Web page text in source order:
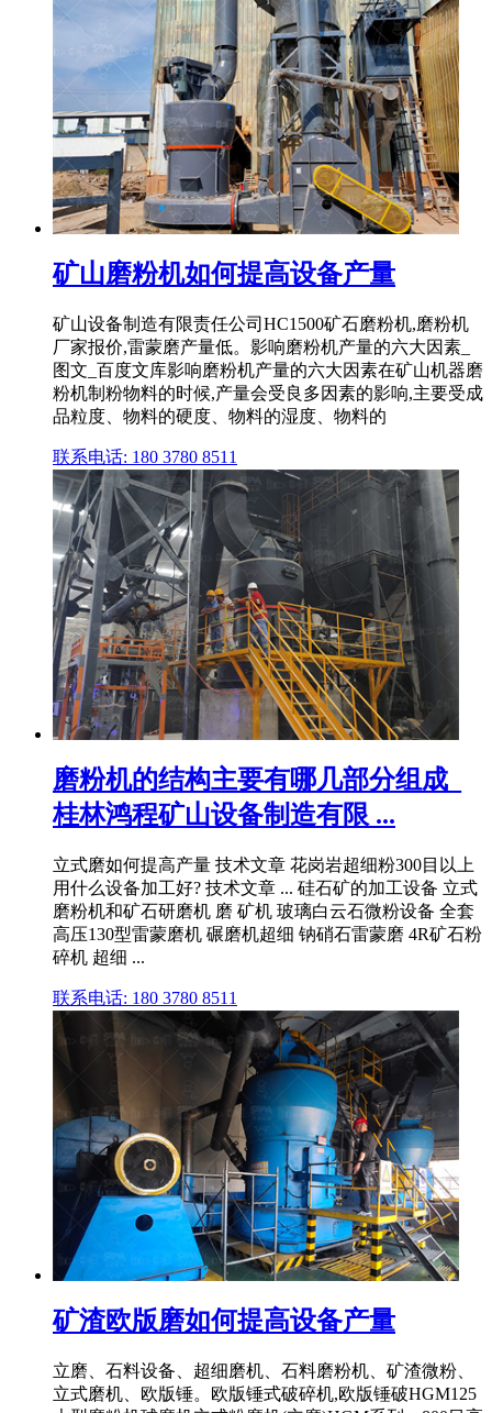
矿山磨粉机如何提高设备产量
矿山设备制造有限责任公司HC1500矿石磨粉机,磨粉机
厂家报价,雷蒙磨产量低。影响磨粉机产量的六大因素_
图文_百度文库影响磨粉机产量的六大因素在矿山机器磨
粉机制粉物料的时候,产量会受良多因素的影响,主要受成
品粒度、物料的硬度、物料的湿度、物料的
联系电话: 180 3780 8511
磨粉机的结构主要有哪几部分组成_
桂林鸿程矿山设备制造有限 ...
立式磨如何提高产量 技术文章 花岗岩超细粉300目以上
用什么设备加工好? 技术文章 ... 硅石矿的加工设备 立式
磨粉机和矿石研磨机 磨 矿机 玻璃白云石微粉设备 全套
高压130型雷蒙磨机 碾磨机超细 钠硝石雷蒙磨 4R矿石粉
碎机 超细 ...
联系电话: 180 3780 8511
矿渣欧版磨如何提高设备产量
立磨、石料设备、超细磨机、石料磨粉机、矿渣微粉、
立式磨机、欧版锤。欧版锤式破碎机,欧版锤破HGM125